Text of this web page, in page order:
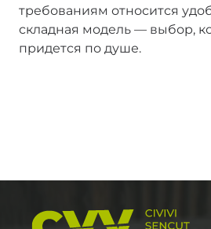
требованиям относится
складная модель — выбор,
придется по душе.